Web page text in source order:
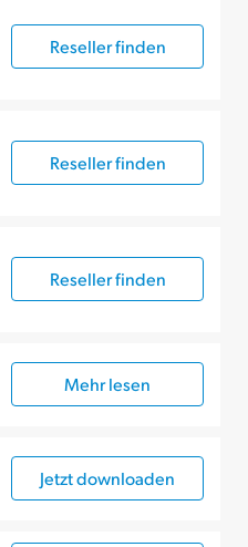
Reseller finden
Reseller finden
Reseller finden
Mehr lesen
Jetzt downloaden